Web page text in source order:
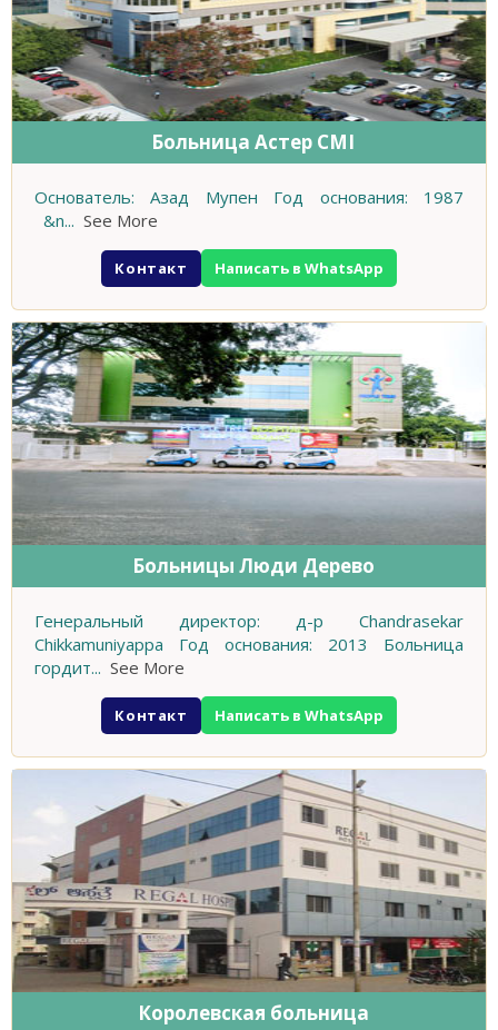
Больница Астер CMI
Основатель: Азад Мупен Год основания: 1987
&n... See More
Контакт Написать в WhatsApp
Больницы Люди Дерево
Генеральный директор: д-р Chandrasekar
Chikkamuniyappa Год основания: 2013 Больница
гордит... See More
Контакт Написать в WhatsApp
Королевская больница